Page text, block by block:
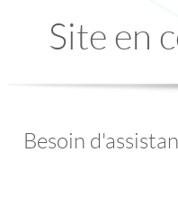
Site en
Besoin